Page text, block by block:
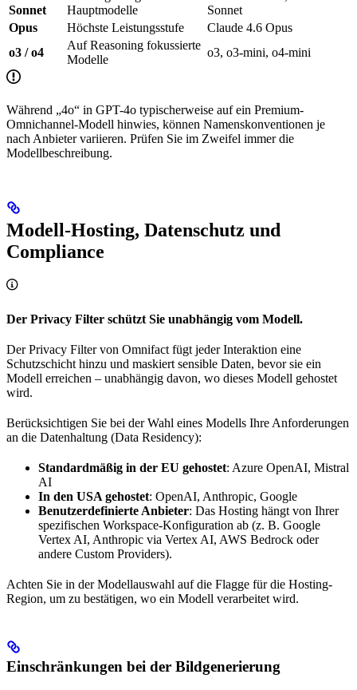
Sonnet
Hauptmodelle
Sonnet
Opus
Höchste Leistungsstufe
Claude 4.6 Opus
o3 / o4
Auf Reasoning fokussierte
Modelle
o3, o3-mini, o4-mini
Während „4o“ in GPT-4o typischerweise auf ein Premium-
Omnichannel-Modell hinwies, können Namenskonventionen je
nach Anbieter variieren. Prüfen Sie im Zweifel immer die
Modellbeschreibung.
Modell-Hosting, Datenschutz und
Compliance
Der Privacy Filter schützt Sie unabhängig vom Modell.
Der Privacy Filter von Omnifact fügt jeder Interaktion eine
Schutzschicht hinzu und maskiert sensible Daten, bevor sie ein
Modell erreichen – unabhängig davon, wo dieses Modell gehostet
wird.
Berücksichtigen Sie bei der Wahl eines Modells Ihre Anforderungen
an die Datenhaltung (Data Residency):
Standardmäßig in der EU gehostet: Azure OpenAI, Mistral
AI
In den USA gehostet: OpenAI, Anthropic, Google
Benutzerdefinierte Anbieter: Das Hosting hängt von Ihrer
spezifischen Workspace-Konfiguration ab (z. B. Google
Vertex AI, Anthropic via Vertex AI, AWS Bedrock oder
andere Custom Providers).
Achten Sie in der Modellauswahl auf die Flagge für die Hosting-
Region, um zu bestätigen, wo ein Modell verarbeitet wird.
Einschränkungen bei der Bildgenerierung